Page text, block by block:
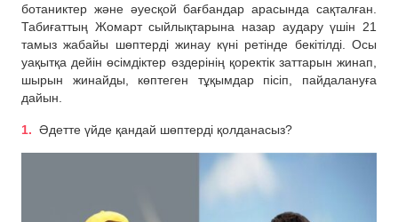
ботаниктер және әуесқой бағбандар арасында сақталған.
Табиғаттың Жомарт сыйлықтарына назар аудару үшін 21
тамыз жабайы шөптерді жинау күні ретінде бекітілді. Осы
уақытқа дейін өсімдіктер өздерінің қоректік заттарын жинап,
шырын жинайды, көптеген тұқымдар пісіп, пайдалануға
дайын.
Әдетте үйде қандай шөптерді қолданасыз?